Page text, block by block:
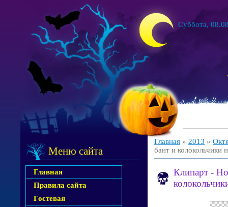
Суббота,
Меню сайта
Главная
Правила сайта
Гостевая
Главная » 2013 »
бант и колокольчики
Клипарт -